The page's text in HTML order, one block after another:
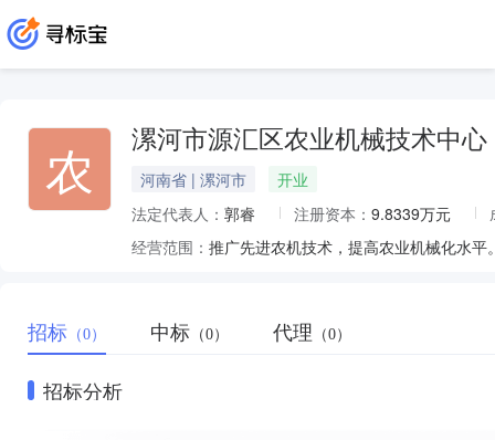
农 漯河市源汇区农业机械技术中心
河南省 | 漯河市
开业
法定代表人： 郭睿 注册资本： 9.8339万元
经营范围： 推广先进农机技术，提高农业机械化水
招标 （0） 中标 （0） 代理 （0）
招标分析